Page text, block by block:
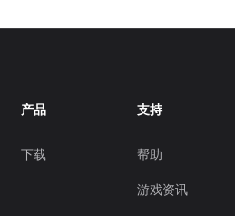
产品
下载
支持
帮助
游戏资讯